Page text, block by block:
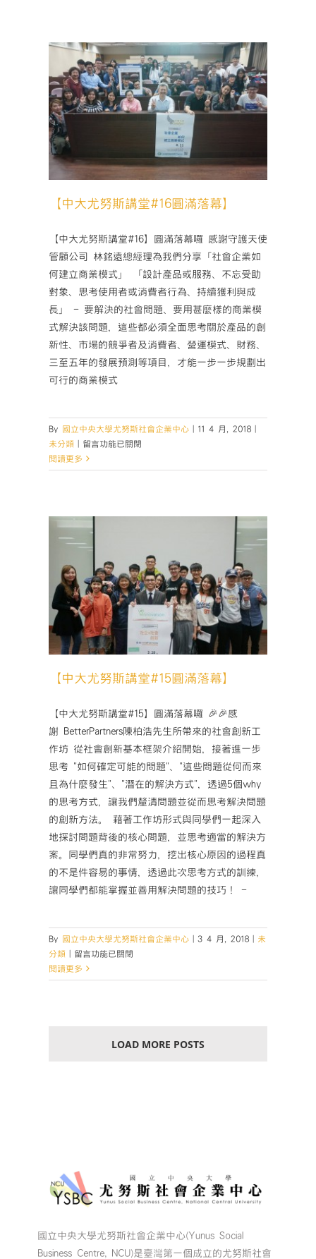
斯
講
堂
#17
圓
滿
中
【中大尤努斯講堂#16圓滿落幕】
【中大尤努斯講堂#16】圓滿落幕囉 感謝守護天使
管顧公司 林銘遠總經理為我們分享「社會企業如
何建立商業模式」 「設計產品或服務、不忘受助
對象、思考使用者或消費者行為、持續獲利與成
長」 - 要解決的社會問題、要用甚麼樣的商業模
式解決該問題，這些都必須全面思考關於產品的創
新性、市場的競爭者及消費者、營運模式、財務、
三至五年的發展預測等項目，才能一步一步規劃出
可行的商業模式
By 國立中央大學尤努斯社會企業中心 11 4 月, 2018
未分類
在
〈【中
大
斯
堂
圓
滿
落
幕】〉
中
留言功能已關閉
閱讀更多
【中大尤努斯講堂#15圓滿落幕】
【中大尤努斯講堂#15】圓滿落幕囉 🎉🎉感
謝 BetterPartners陳柏浩先生所帶來的社會創新工
作坊 從社會創新基本框架介紹開始，接著進一步
思考 "如何確定可能的問題"、"這些問題從何而來
且為什麼發生"、"潛在的解決方式"，透過5個why
的思考方式，讓我們釐清問題並從而思考解決問題
的創新方法。 藉著工作坊形式與同學們一起深入
地探討問題背後的核心問題，並思考適當的解決方
案。同學們真的非常努力，挖出核心原因的過程真
的不是件容易的事情，透過此次思考方式的訓練，
讓同學們都能掌握並善用解決問題的技巧！ -
By 國立中央大學尤努斯社會企業中心 3 4 月, 2018
未
分類
在
〈【中
大
留言功能已關閉
閱讀更多
LOAD MORE POSTS
國立中央大學尤努斯社會企業中心(Yunus Social
Business Centre, NCU)是臺灣第一個成立的尤努斯社會